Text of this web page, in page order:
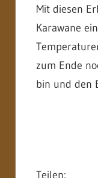
Mit diesen
Karawane
zum Ende
bin und den
Teilen: